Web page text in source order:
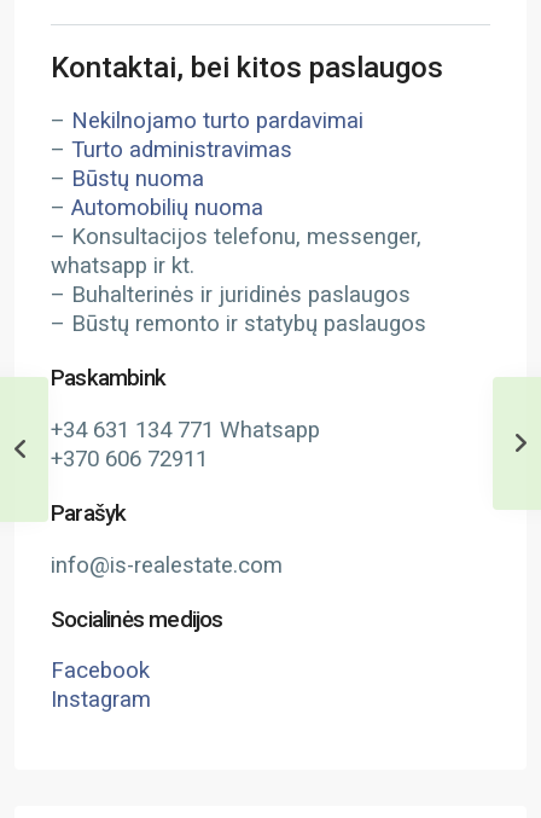
Kontaktai, bei kitos paslaugos
– Nekilnojamo turto pardavimai
– Turto administravimas
– Būstų nuoma
– Automobilių nuoma
– Konsultacijos telefonu, messenger,
whatsapp ir kt.
– Buhalterinės ir juridinės paslaugos
– Būstų remonto ir statybų paslaugos
Paskambink
+34 631 134 771 Whatsapp
+370 606 72911
Parašyk
info@is-realestate.com
Socialinės medijos
Facebook
Instagram